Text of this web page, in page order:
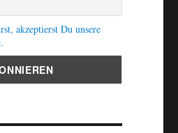
akzeptierst Du unsere